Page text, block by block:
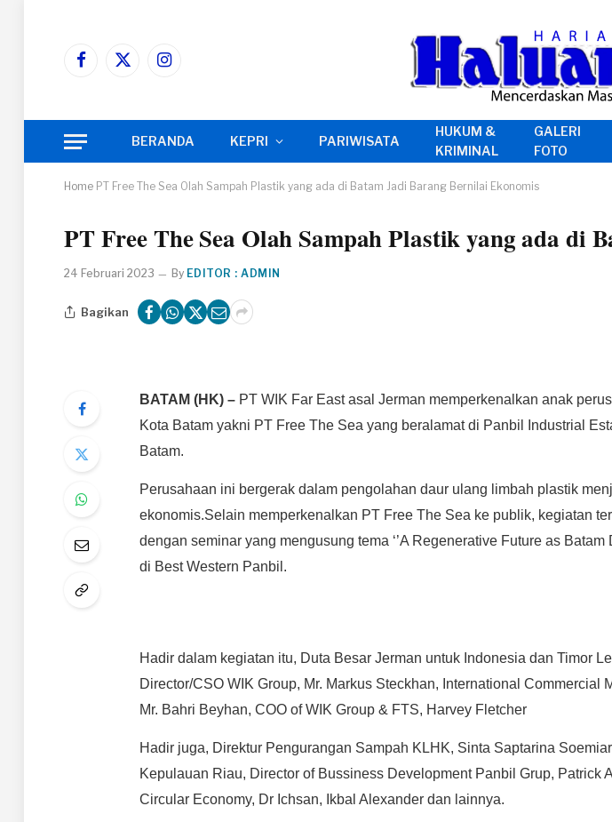
Facebook
X
Instagram
BERANDA KEPRI PARIWISATA
HUKUM &
KRIMINAL
GALERI
FOTO
Home PT Free The Sea Olah Sampah Plastik yang ada di Batam Jadi Barang Bernilai Ekonomis
PT Free The Sea Olah Sampah Plastik yang ada di
24 Februari 2023 By EDITOR : ADMIN
Bagikan
BATAM (HK) –PT WIK Far East asal Jerman memperkenalkan anak
Kota Batam yakni PT Free The Sea yang beralamat di Panbil Industrial
Batam.
Perusahaan ini bergerak dalam pengolahan daur ulang limbah plastik
ekonomis.Selain memperkenalkan PT Free The Sea ke publik, kegiatan
dengan seminar yang mengusung tema ‘’A Regenerative Future as Batam
di Best Western Panbil.
Hadir dalam kegiatan itu, Duta Besar Jerman untuk Indonesia dan Timor
Director/CSO WIK Group, Mr. Markus Steckhan, International Commercial
Mr. Bahri Beyhan, COO of WIK Group & FTS, Harvey Fletcher
Hadir juga, Direktur Pengurangan Sampah KLHK, Sinta Saptarina
Kepulauan Riau, Director of Bussiness Development Panbil Grup, Patrick
Circular Economy, Dr Ichsan, Ikbal Alexander dan lainnya.